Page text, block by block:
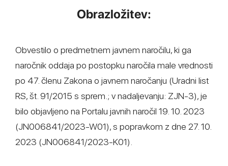
Obrazložitev:
Obvestilo o predmetnem javnem naročilu, ki ga
naročnik oddaja po postopku naročila male vrednosti
po 47. členu Zakona o javnem naročanju (Uradni list
RS, št. 91/2015 s sprem.; v nadaljevanju: ZJN-3), je
bilo objavljeno na Portalu javnih naročil 19. 10. 2023
(JN006841/2023-W01), s popravkom z dne 27. 10.
2023 (JN006841/2023-K01).